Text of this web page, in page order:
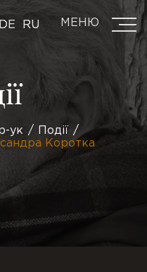
DE RU МЕНЮ
ук
Події
Коротка